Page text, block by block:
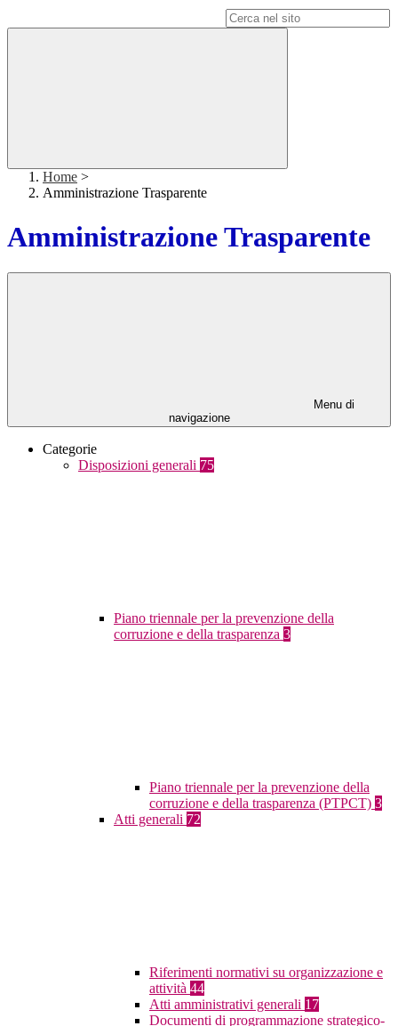
Home >
Amministrazione Trasparente
Amministrazione Trasparente
Menu di
navigazione
Categorie
Disposizioni generali 75
Piano triennale per la prevenzione della
corruzione e della trasparenza 3
Piano triennale per la prevenzione della
corruzione e della trasparenza (PTPCT) 3
Atti generali 72
Riferimenti normativi su organizzazione e
attività 44
Atti amministrativi generali 17
Documenti di programmazione strategico-